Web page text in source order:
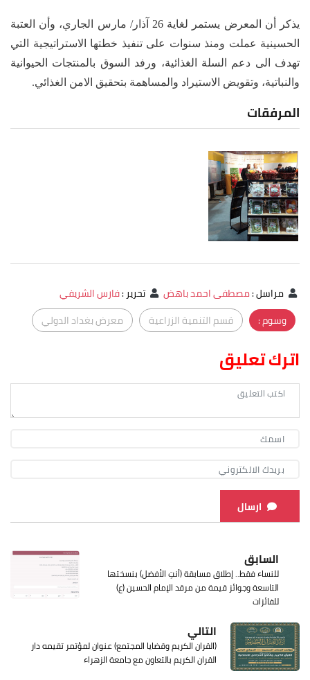
يذكر أن المعرض يستمر لغاية 26 آذار/ مارس الجاري، وأن العتبة
الحسينية عملت ومنذ سنوات على تنفيذ خطتها الاستراتيجية التي
تهدف الى دعم السلة الغذائية، ورفد السوق بالمنتجات الحيوانية
والنباتية، وتقويض الاستيراد والمساهمة بتحقيق الامن الغذائي.
المرفقات
مراسل:مصطفى احمد باهض تحرير:فارس الشريفي
وسوم :
قسم التنمية الزراعية معرض بغداد الدولي
اترك تعليق
ارسال
السابق
للنساء فقط.. إطلاق مسابقة (أنتِ الأفضل) بنسختها
التاسعة وجوائز قيمة من مرقد الإمام الحسين (ع)
للفائزات
التالي
(القران الكريم وقضايا المجتمع) عنوان لمؤتمر تقيمه دار
القران الكريم بالتعاون مع جامعة الزهراء